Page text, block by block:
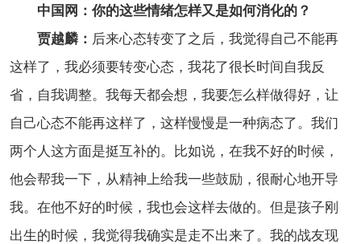
中国网：你的这些情绪怎样又是如何消化的？
贾越麟： 后来心态转变了之后，我觉得自己不能再
这样了，我必须要转变心态，我花了很长时间自我反
省，自我调整。我每天都会想，我要怎么样做得好，让
自己心态不能再这样了，这样慢慢是一种病态了。我们
两个人这方面是挺互补的。比如说，在我不好的时候，
他会帮我一下，从精神上给我一些鼓励，很耐心地开导
我。在他不好的时候，我也会这样去做的。但是孩子刚
出生的时候，我觉得我确实是走不出来了。我的战友现